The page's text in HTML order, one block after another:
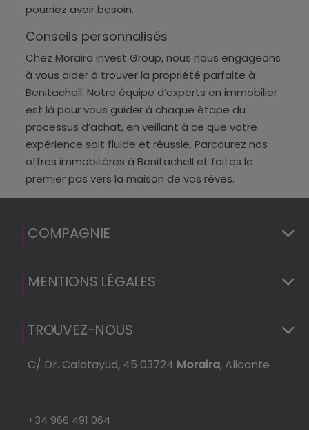
pourriez avoir besoin.
Conseils personnalisés
Chez Moraira Invest Group, nous nous engageons
à vous aider à trouver la propriété parfaite à
Benitachell. Notre équipe d’experts en immobilier
est là pour vous guider à chaque étape du
processus d’achat, en veillant à ce que votre
expérience soit fluide et réussie. Parcourez nos
offres immobilières à Benitachell et faites le
premier pas vers la maison de vos rêves.
COMPAGNIE
MENTIONS LÉGALES
TROUVEZ-NOUS
C/ Dr. Calatayud, 45 03724 Moraira, Alicante
+34 966 491 064